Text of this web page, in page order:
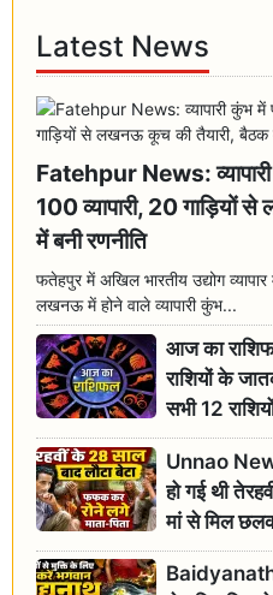
Latest News
Fatehpur News:
100 व्यापारी, 20 गाड़ियों
में बनी रणनीति
फतेहपुर में अखिल भारतीय उद्योग
लखनऊ में होने वाले व्यापारी कुंभ...
आज का
राशियों के
सभी 12
Unnao
हो गई थी
मां से मिल